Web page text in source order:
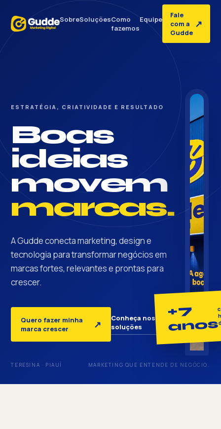
SobreSoluçõesComo
fazemos
Equipe
Fale
com a
Gudde
↗
ESTRATÉGIA, CRIATIVIDADE E RESULTADO
Boas
ideias
movem
marcas.
A Gudde conecta marketing, design e
tecnologia para transformar negócios em
marcas fortes, relevantes e prontas para
crescer.
Quero fazer minha
marca crescer
↗
Conheça nossas
soluções
↓
+7
anos
TERESINA · PIAUÍ MARKETING QUE ENTENDE DE NEGÓCIO.